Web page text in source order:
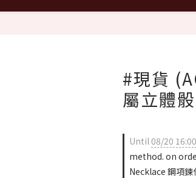
#現貨
屬立體
Until08/20 16:00
method. on
Necklace 鋼項